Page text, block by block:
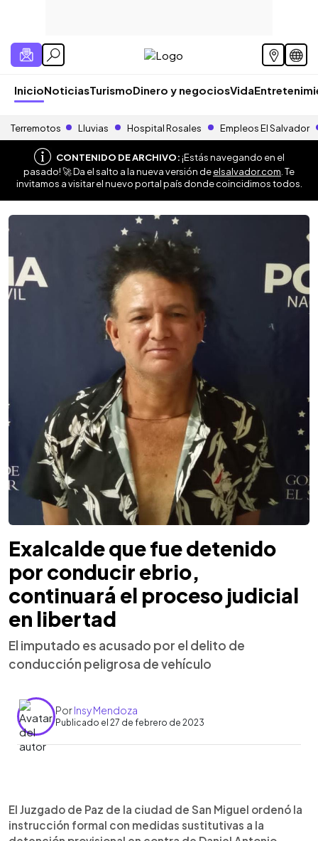
InicioNoticiasTurismoDinero y negociosVida
Terremotos Lluvias Hospital Rosales Empleos El Salvador
CONTENIDO DE ARCHIVO:¡Estás navegando en el
pasado! 🚀 Da el salto a la nueva versión deelsalvador.com . Te
invitamos a visitar el nuevo portal país donde coincidimos todos.
Exalcalde que fue detenido
por conducir ebrio,
continuará el proceso judicial
en libertad
El imputado es acusado por el delito de
conducción peligrosa de vehículo
PorInsy Mendoza
Publicado el 27 de febrero de 2023
Escuchar artículo
El Juzgado de Paz de la ciudad de San Miguel ordenó la
instrucción formal con medidas sustitutivas a la